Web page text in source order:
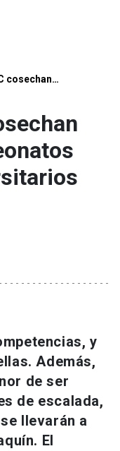
cosechan…
y
Además,
de ser
de escalada,
llevarán a
El